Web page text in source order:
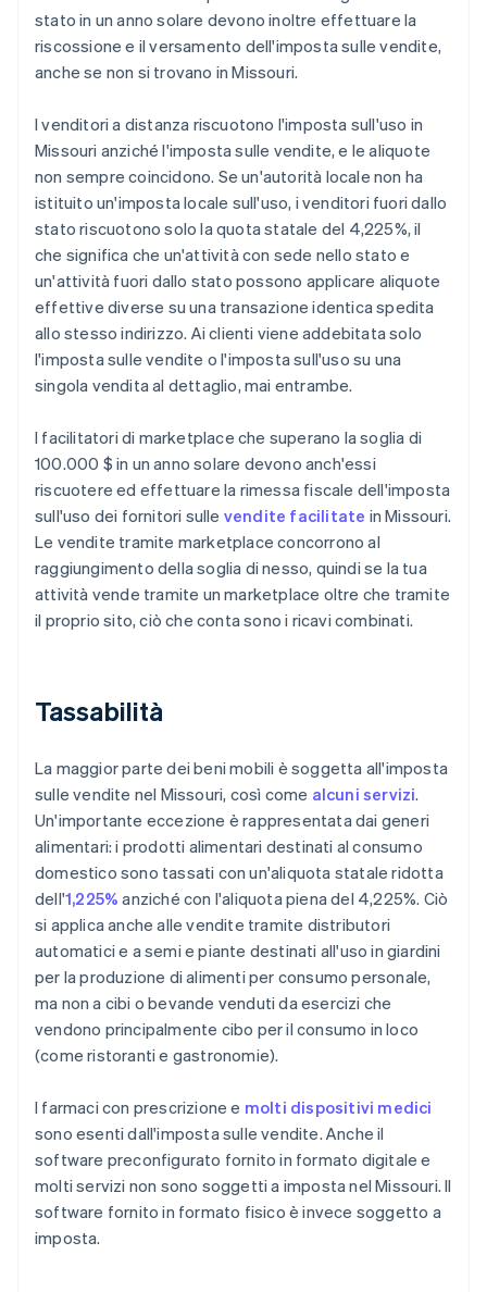
stato in un anno solare devono inoltre effettuare la
riscossione e il versamento dell'imposta sulle vendite,
anche se non si trovano in Missouri.
I venditori a distanza riscuotono l'imposta sull'uso in
Missouri anziché l'imposta sulle vendite, e le aliquote
non sempre coincidono. Se un'autorità locale non ha
istituito un'imposta locale sull'uso, i venditori fuori dallo
stato riscuotono solo la quota statale del 4,225%, il
che significa che un'attività con sede nello stato e
un'attività fuori dallo stato possono applicare aliquote
effettive diverse su una transazione identica spedita
allo stesso indirizzo. Ai clienti viene addebitata solo
l'imposta sulle vendite o l'imposta sull'uso su una
singola vendita al dettaglio, mai entrambe.
I facilitatori di marketplace che superano la soglia di
100.000 $ in un anno solare devono anch'essi
riscuotere ed effettuare la rimessa fiscale dell'imposta
sull'uso dei fornitori sulle vendite facilitate in Missouri.
Le vendite tramite marketplace concorrono al
raggiungimento della soglia di nesso, quindi se la tua
attività vende tramite un marketplace oltre che tramite
il proprio sito, ciò che conta sono i ricavi combinati.
Tassabilità
La maggior parte dei beni mobili è soggetta all'imposta
sulle vendite nel Missouri, così come alcuni servizi.
Un'importante eccezione è rappresentata dai generi
alimentari: i prodotti alimentari destinati al consumo
domestico sono tassati con un'aliquota statale ridotta
dell'1,225% anziché con l'aliquota piena del 4,225%. Ciò
si applica anche alle vendite tramite distributori
automatici e a semi e piante destinati all'uso in giardini
per la produzione di alimenti per consumo personale,
ma non a cibi o bevande venduti da esercizi che
vendono principalmente cibo per il consumo in loco
(come ristoranti e gastronomie).
I farmaci con prescrizione e molti dispositivi medici
sono esenti dall'imposta sulle vendite. Anche il
software preconfigurato fornito in formato digitale e
molti servizi non sono soggetti a imposta nel Missouri. Il
software fornito in formato fisico è invece soggetto a
imposta.